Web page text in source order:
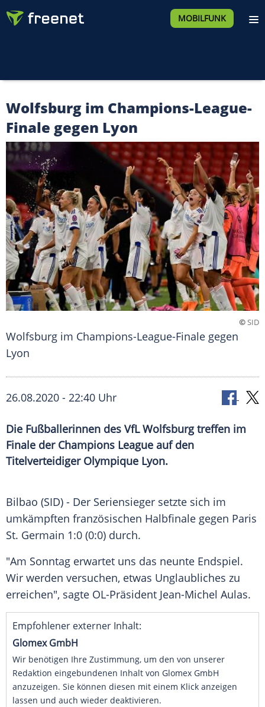
MOBILFUNK
Wolfsburg im Champions-League-
Finale gegen Lyon
©SID
Wolfsburg im Champions-League-Finale gegen
Lyon
26.08.2020 - 22:40 Uhr
Die Fußballerinnen des VfL Wolfsburg treffen im
Finale der Champions League auf den
Titelverteidiger Olympique Lyon.
Bilbao (SID) - Der Seriensieger setzte sich im
umkämpften französischen Halbfinale gegen Paris
St. Germain 1:0 (0:0) durch.
"Am Sonntag erwartet uns das neunte Endspiel.
Wir werden versuchen, etwas Unglaubliches zu
erreichen", sagte OL-Präsident Jean-Michel Aulas.
Empfohlener externer Inhalt:
Glomex GmbH
Wir benötigen Ihre Zustimmung, um den von unserer
Redaktion eingebundenen Inhalt von Glomex GmbH
anzuzeigen. Sie können diesen mit einem Klick anzeigen
lassen und auch wieder deaktivieren.